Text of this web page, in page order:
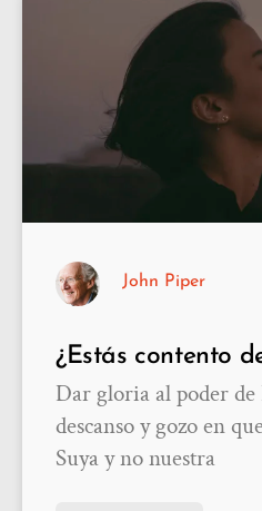
¿Estás contento
Dar gloria al poder
descanso y gozo en
Suya y no nuestra
John Piper